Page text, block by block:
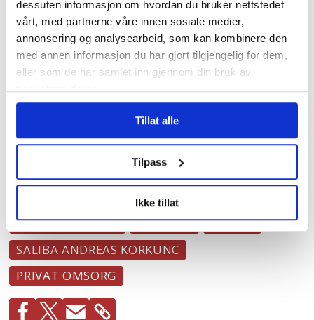
dessuten informasjon om hvordan du bruker nettstedet
vårt, med partnerne våre innen sosiale medier,
annonsering og analysearbeid, som kan kombinere den
med annen informasjon du har gjort tilgjengelig for dem,
eller som de har samlet inn gjennom din bruk av
tjenestene deres.
Tillat alle
Tilpass
Ikke tillat
og 120.00 kroner i lønn.
Garantien fra helsebyråd Korkunc gjelder
ikke framtidig lønnsutvikling, men at de
ikke skal få lavere lønn enn på
tidspunktet for overtakelse.
SYKEHJEM
OSLO KOMMUNE
NYHETER
ANBUD
SALIBA ANDREAS KORKUNC
PRIVAT OMSORG